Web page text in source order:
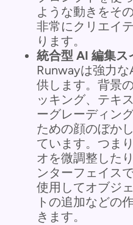
ような動きをそ
非常にクリエイ
ります。
統合型 AI 編集ス
Runwayは強力
供します。背景
ッキング、テキ
ーグレーディン
ための顔のぼか
ています。つま
オを微調整した
ンターフェイス
使用してオブジ
トの追加などの
きます。